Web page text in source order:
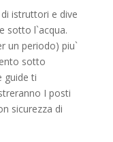
istruttori e dive
sotto l`acqua.
un periodo) piu`
sotto
guide ti
I posti
sicurezza di